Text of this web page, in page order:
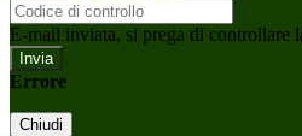
E-mail inviata, si prega di controllare
Errore
Chiudi